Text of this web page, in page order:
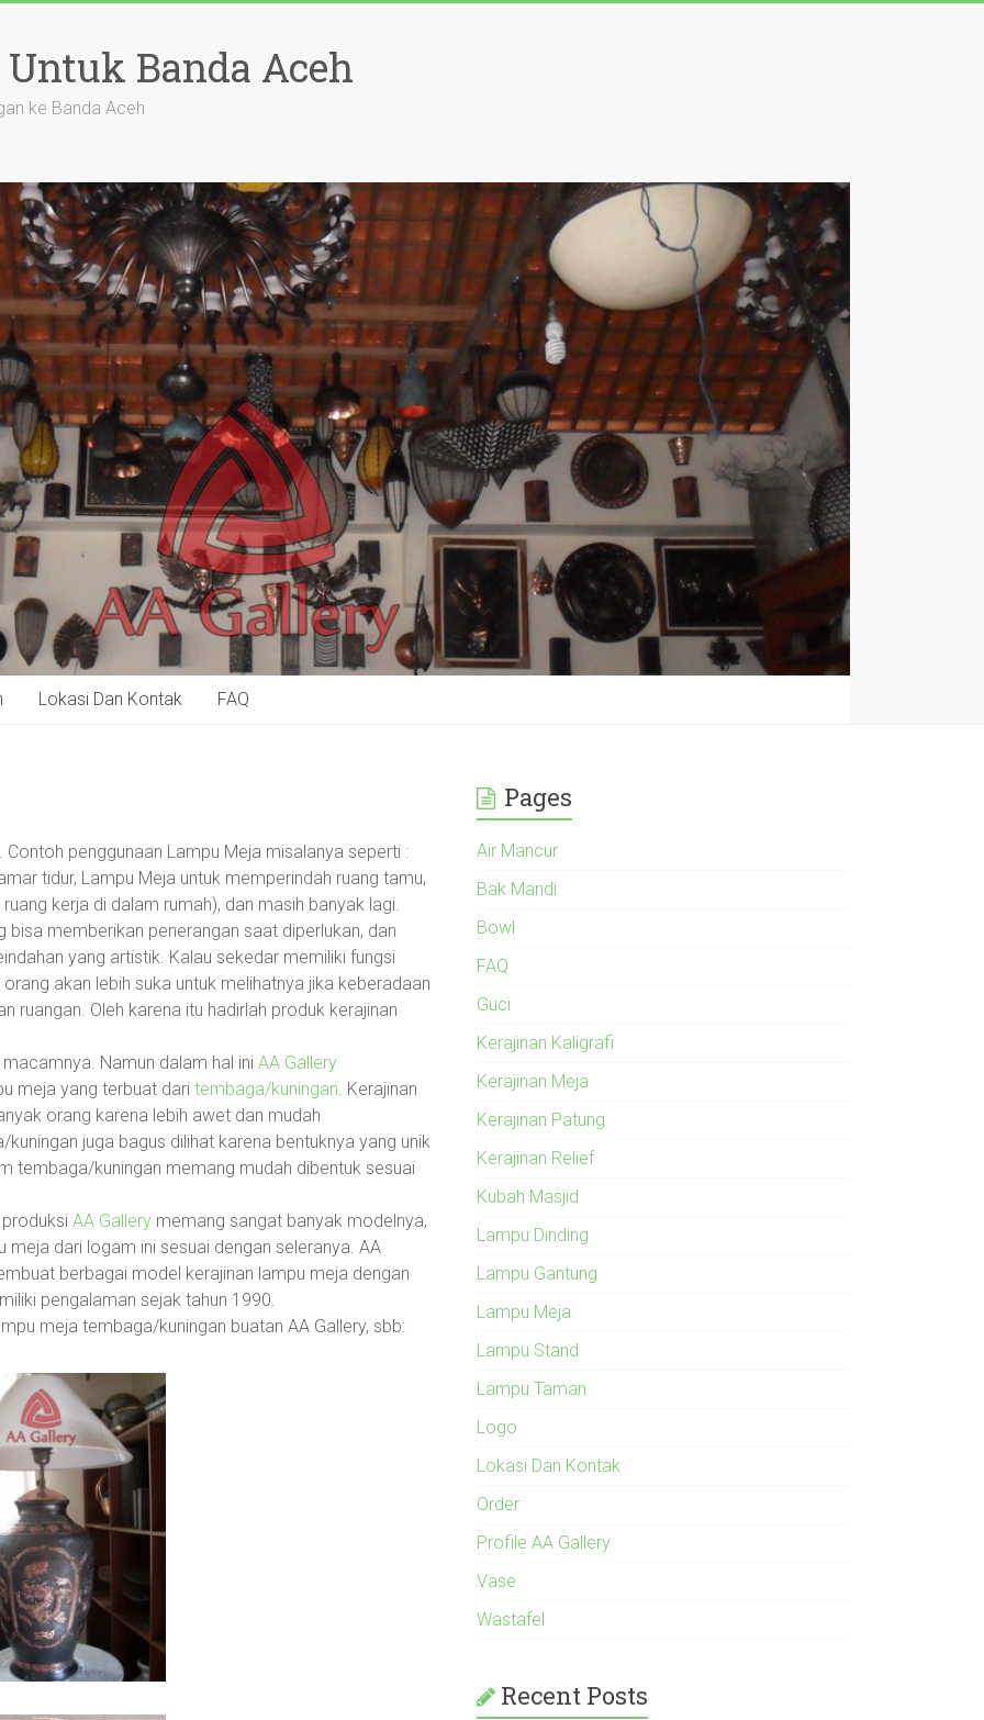
Banda Aceh
ke Banda Aceh
Lokasi Dan Kontak FAQ
penggunaan Lampu Meja misalanya seperti :
tidur, Lampu Meja untuk memperindah ruang tamu,
kerja di dalam rumah), dan masih banyak lagi.
memberikan penerangan saat diperlukan, dan
yang artistik. Kalau sekedar memiliki fungsi
akan lebih suka untuk melihatnya jika keberadaan
ruangan. Oleh karena itu hadirlah produk kerajinan
Namun dalam hal ini AA Gallery
meja yang terbuat dari tembaga/kuningan. Kerajinan
orang karena lebih awet dan mudah
juga bagus dilihat karena bentuknya yang unik
tembaga/kuningan memang mudah dibentuk sesuai
AA Gallery memang sangat banyak modelnya,
dari logam ini sesuai dengan seleranya. AA
berbagai model kerajinan lampu meja dengan
pengalaman sejak tahun 1990.
meja tembaga/kuningan buatan AA Gallery, sbb:
Pages
Air Mancur
Bak Mandi
Bowl
FAQ
Guci
Kerajinan Kaligrafi
Kerajinan Meja
Kerajinan Patung
Kerajinan Relief
Kubah Masjid
Lampu Dinding
Lampu Gantung
Lampu Meja
Lampu Stand
Lampu Taman
Logo
Lokasi Dan Kontak
Order
Profile AA Gallery
Vase
Wastafel
Recent Posts